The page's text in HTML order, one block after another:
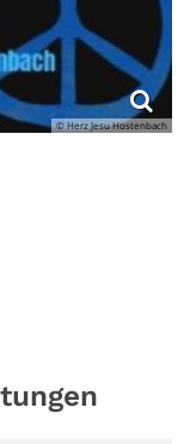
© Herz Jesu Hostenbach